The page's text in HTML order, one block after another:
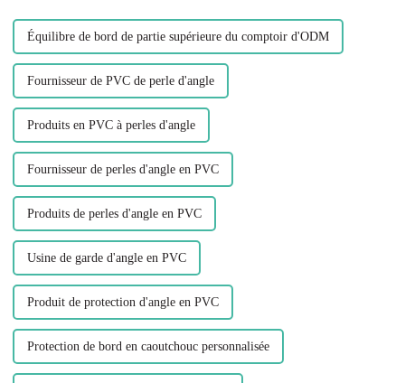
Équilibre de bord de partie supérieure du comptoir d'ODM
Fournisseur de PVC de perle d'angle
Produits en PVC à perles d'angle
Fournisseur de perles d'angle en PVC
Produits de perles d'angle en PVC
Usine de garde d'angle en PVC
Produit de protection d'angle en PVC
Protection de bord en caoutchouc personnalisée